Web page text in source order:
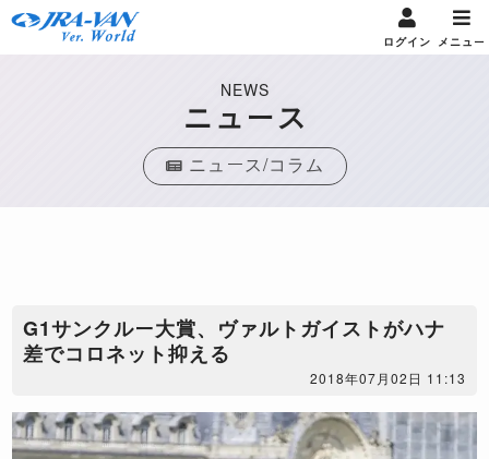
ログイン メニュー
NEWS
ニュース
ニュース/コラム
​G1サンクルー大賞、ヴァルトガイストがハナ
差でコロネット抑える
2018年07月02日 11:13